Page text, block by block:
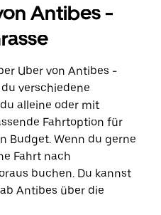
Antibes -
Uber von Antibes -
verschiedene
alleine oder mit
Fahrtoption für
Budget. Wenn du gerne
Fahrt nach
buchen. Du kannst
Antibes über die